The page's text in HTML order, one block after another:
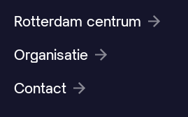
Rotterdam centrum
Organisatie
Contact